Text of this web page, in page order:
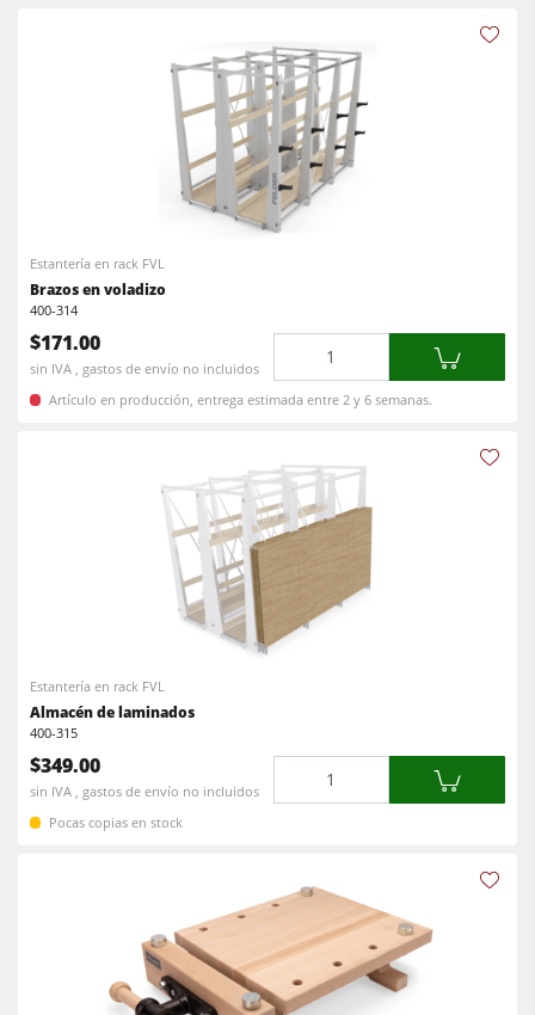
Estantería en rack FVL
Brazos en voladizo
400-314
$171.00
sin IVA , gastos de envío no incluidos
Artículo en producción, entrega estimada entre 2 y 6 semanas.
Estantería en rack FVL
Almacén de laminados
400-315
$349.00
sin IVA , gastos de envío no incluidos
Pocas copias en stock